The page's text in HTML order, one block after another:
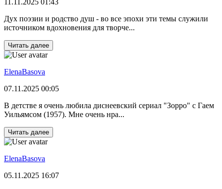
11.11.2025 01:43
Дух поэзии и родство душ - во все эпохи эти темы служили
источником вдохновения для творче...
Читать далее
ElenaBasova
07.11.2025 00:05
В детстве я очень любила диснеевский сериал "Зорро" с Гаем
Уильямсом (1957). Мне очень нра...
Читать далее
ElenaBasova
05.11.2025 16:07